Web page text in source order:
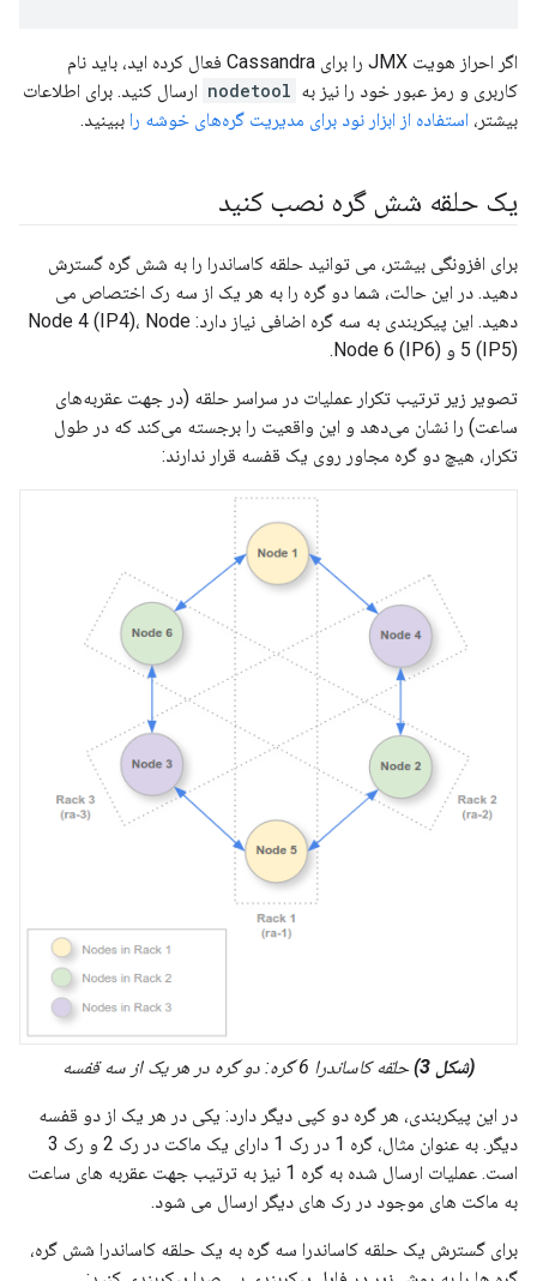
اگر احراز هویت JMX را برای Cassandra فعال کرده اید، باید نام
کاربری و رمز عبور خود را نیز به nodetool ارسال کنید. برای اطلاعات
بیشتر، استفاده از ابزار نود برای مدیریت گره‌های خوشه را ببینید.
یک حلقه شش گره نصب کنید
برای افزونگی بیشتر، می توانید حلقه کاساندرا را به شش گره گسترش
دهید. در این حالت، شما دو گره را به هر یک از سه رک اختصاص می
دهید. این پیکربندی به سه گره اضافی نیاز دارد: Node 4 (IP4)، Node
5 (IP5) و Node 6 (IP6).
تصویر زیر ترتیب تکرار عملیات در سراسر حلقه (در جهت عقربه‌های
ساعت) را نشان می‌دهد و این واقعیت را برجسته می‌کند که در طول
تکرار، هیچ دو گره مجاور روی یک قفسه قرار ندارند:
(شکل 3) حلقه کاساندرا 6 گره: دو گره در هر یک از سه قفسه
در این پیکربندی، هر گره دو کپی دیگر دارد: یکی در هر یک از دو قفسه
دیگر. به عنوان مثال، گره 1 در رک 1 دارای یک ماکت در رک 2 و رک 3
است. عملیات ارسال شده به گره 1 نیز به ترتیب جهت عقربه های ساعت
به ماکت های موجود در رک های دیگر ارسال می شود.
برای گسترش یک حلقه کاساندرا سه گره به یک حلقه کاساندرا شش گره،